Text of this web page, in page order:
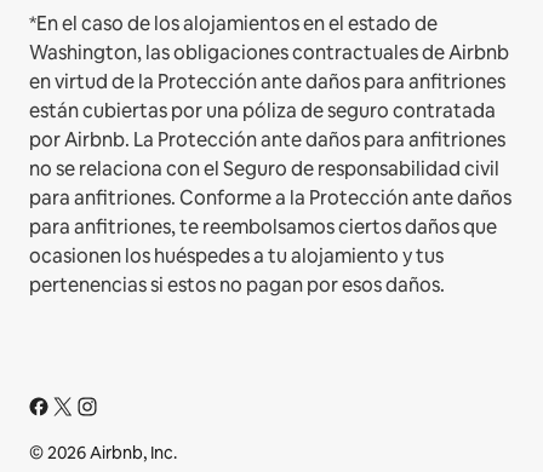
*En el caso de los alojamientos en el estado de
Washington, las obligaciones contractuales de Airbnb
en virtud de la Protección ante daños para anfitriones
están cubiertas por una póliza de seguro contratada
por Airbnb. La Protección ante daños para anfitriones
no se relaciona con el Seguro de responsabilidad civil
para anfitriones. Conforme a la Protección ante daños
para anfitriones, te reembolsamos ciertos daños que
ocasionen los huéspedes a tu alojamiento y tus
pertenencias si estos no pagan por esos daños.
© 2026 Airbnb, Inc.